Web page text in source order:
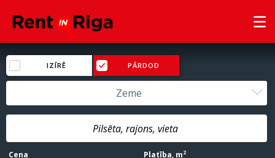
IZĪRĒ PĀRDOD
Zeme
Cena
Platība, m2